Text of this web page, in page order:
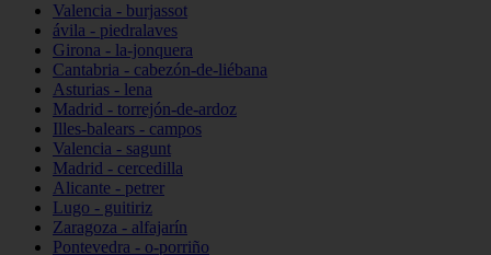
Valencia - burjassot
ávila - piedralaves
Girona - la-jonquera
Cantabria - cabezón-de-liébana
Asturias - lena
Madrid - torrejón-de-ardoz
Illes-balears - campos
Valencia - sagunt
Madrid - cercedilla
Alicante - petrer
Lugo - guitiriz
Zaragoza - alfajarín
Pontevedra - o-porriño